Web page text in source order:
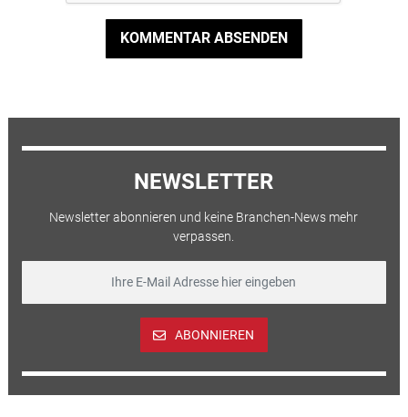
KOMMENTAR ABSENDEN
NEWSLETTER
Newsletter abonnieren und keine Branchen-News mehr
verpassen.
ABONNIEREN